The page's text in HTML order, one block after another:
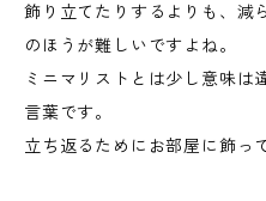
飾り立てたりするよりも、減
のほうが難しいですよね。
ミニマリストとは少し意味は
言葉です。
立ち返るためにお部屋に飾っ